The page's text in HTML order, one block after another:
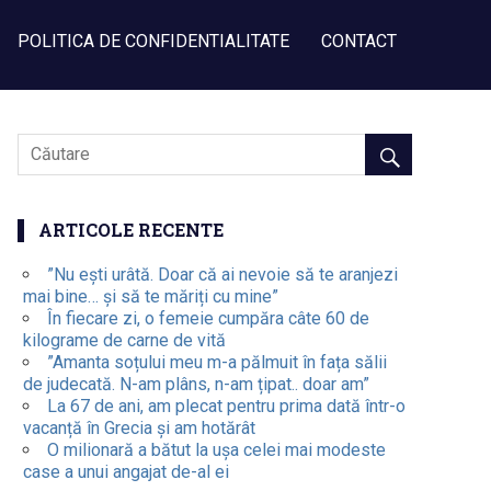
POLITICA DE CONFIDENTIALITATE CONTACT
ARTICOLE RECENTE
”Nu ești urâtă. Doar că ai nevoie să te aranjezi
mai bine… și să te măriți cu mine”
În fiecare zi, o femeie cumpăra câte 60 de
kilograme de carne de vită
”Amanta soțului meu m-a pălmuit în fața sălii
de judecată. N-am plâns, n-am țipat.. doar am”
La 67 de ani, am plecat pentru prima dată într-o
vacanță în Grecia și am hotărât
O milionară a bătut la ușa celei mai modeste
case a unui angajat de-al ei